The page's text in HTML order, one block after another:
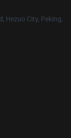
Hezuo City, Peking,